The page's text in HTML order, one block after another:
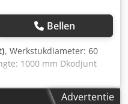
Bellen
, Werkstukdiameter: 60
1000 mm Dkodjunt
0,6 t Benodigde ruimte:
Advertentie